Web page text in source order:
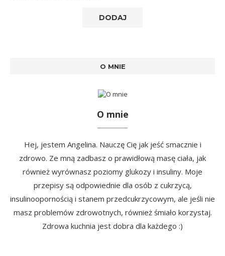
O MNIE
O mnie
Hej, jestem Angelina. Nauczę Cię jak jeść smacznie i
zdrowo. Ze mną zadbasz o prawidłową masę ciała, jak
również wyrównasz poziomy glukozy i insuliny. Moje
przepisy są odpowiednie dla osób z cukrzycą,
insulinoopornością i stanem przedcukrzycowym, ale jeśli nie
masz problemów zdrowotnych, również śmiało korzystaj.
Zdrowa kuchnia jest dobra dla każdego :)